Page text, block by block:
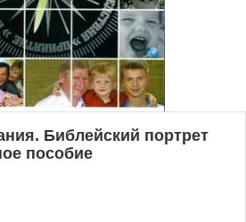
Библейский портрет
пособие